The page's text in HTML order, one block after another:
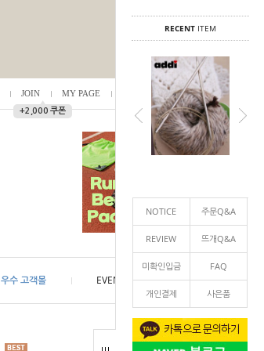
RECENTITEM
NOTICE 주문Q&A
REVIEW 뜨개Q&A
미확인입금 FAQ
개인결제 사은품
JOIN
▲
+2,000 쿠폰
MY PAGE / 0
우수 고객몰 EVENT